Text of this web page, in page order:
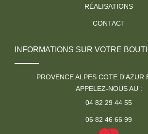
RÉALISATIONS
CONTACT
INFORMATIONS SUR VOTRE
PROVENCE ALPES COTE D'AZUR
APPELEZ-NOUS AU :
04 82 29 44 55
06 82 46 66 99